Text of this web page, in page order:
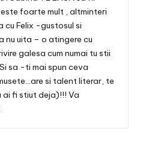
foarte mult , altminteri
cu Felix -gustosul si
nu uita – o atingere cu
galesa cum numai tu stii
sa -ti mai spun ceva
si talent literar, te
ai fi stiut deja)!!! Va